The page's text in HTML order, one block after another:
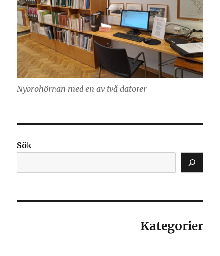
Nybrohörnan med en av två datorer
Sök
Kategorier